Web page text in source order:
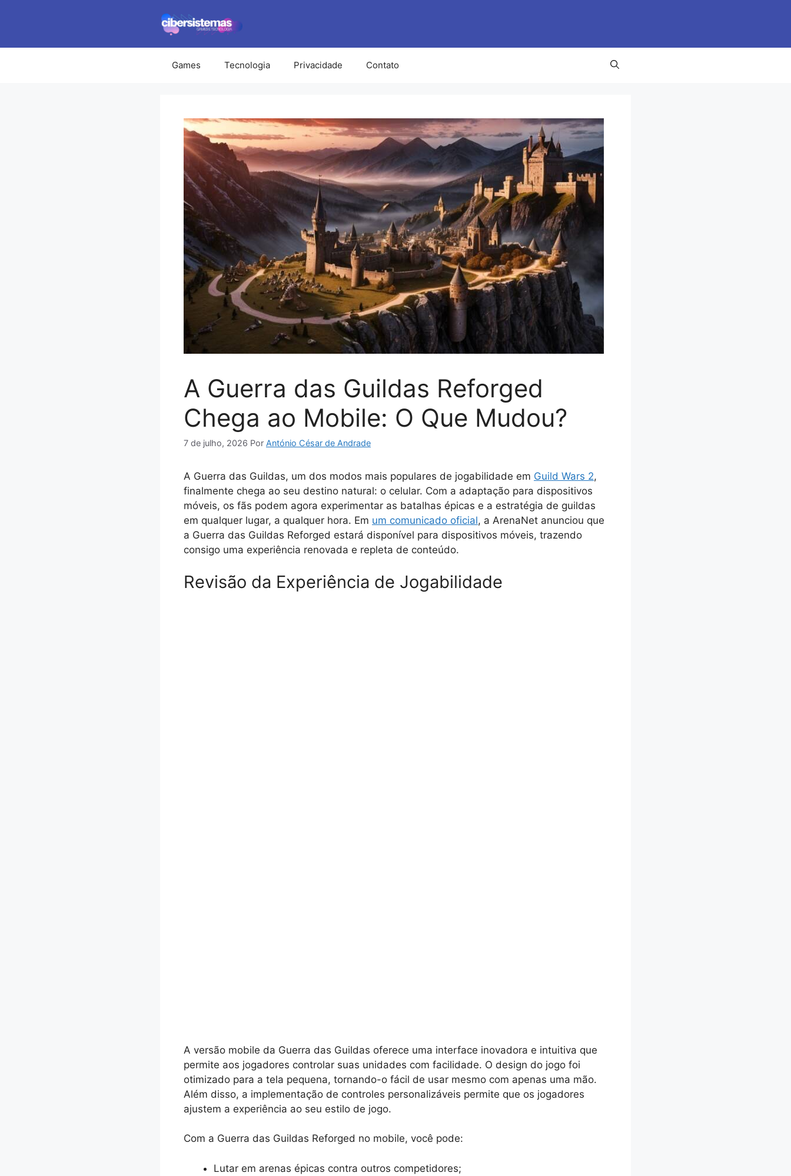
conteúdo
Games Tecnologia Privacidade Contato
A Guerra das Guildas Reforged
Chega ao Mobile: O Que Mudou?
7 de julho, 2026 Por António César de Andrade
A Guerra das Guildas, um dos modos mais populares de jogabilidade em Guild Wars 2,
finalmente chega ao seu destino natural: o celular. Com a adaptação para dispositivos
móveis, os fãs podem agora experimentar as batalhas épicas e a estratégia de guildas
em qualquer lugar, a qualquer hora. Em um comunicado oficial, a ArenaNet anunciou que
a Guerra das Guildas Reforged estará disponível para dispositivos móveis, trazendo
consigo uma experiência renovada e repleta de conteúdo.
Revisão da Experiência de Jogabilidade
A versão mobile da Guerra das Guildas oferece uma interface inovadora e intuitiva que
permite aos jogadores controlar suas unidades com facilidade. O design do jogo foi
otimizado para a tela pequena, tornando-o fácil de usar mesmo com apenas uma mão.
Além disso, a implementação de controles personalizáveis permite que os jogadores
ajustem a experiência ao seu estilo de jogo.
Com a Guerra das Guildas Reforged no mobile, você pode:
Lutar em arenas épicas contra outros competidores;